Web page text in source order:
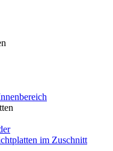
im Zuschnitt